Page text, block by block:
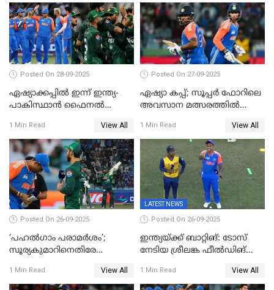
വിക്കറ്റ്
Posted On 28-09-2025
ഏഷ്യാക്കപ്പില്‍ ഇന്ന് ഇന്ത്യ-
പാകിസ്ഥാന്‍ ഫൈനല്‍
1 Min Read View All
Posted On 27-09-2025
ഏഷ്യാ കപ്പ്; സൂപ്പർ ഫോറിലെ
അവസാന മത്സരത്തിൽ
1 Min Read View All
Posted On 26-09-2025
‘പഹൽഗാം പരാമർശം’;
സൂര്യകുമാറിനെതിരേ
ഹാരിസ് റൗഫിനും പിഴ ശിക്ഷ
1 Min Read View All
LATEST NEWS
Posted On 26-09-2025
ഇന്ത്യയ്ക്ക് ബാറ്റിങ്: ടോസ്
നേടിയ ശ്രീലങ്ക ഫീൽഡിങ്
1 Min Read View All